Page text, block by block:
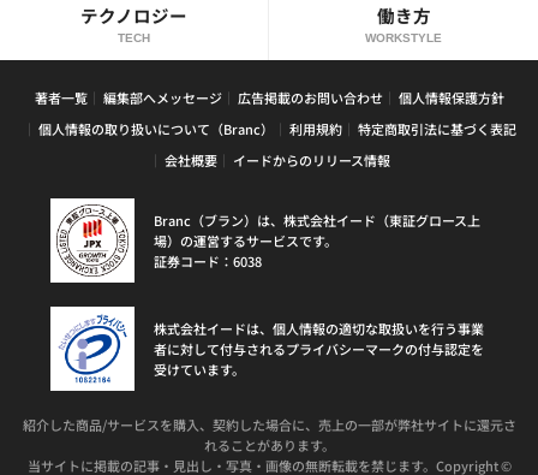
テクノロジー
TECH
働き方
WORKSTYLE
著者一覧 編集部へメッセージ 広告掲載のお問い合わせ
個人情報保護方針
個人情報の取り扱いについて（Branc）
利用規約
特定商取引法に基づく表記
会社概要
イードからのリリース情報
Branc（ブラン）は、株式会社イード（東証グロース上
場）の運営するサービスです。
証券コード：6038
株式会社イードは、個人情報の適切な取扱いを行う事業
者に対して付与されるプライバシーマークの付与認定を
受けています。
紹介した商品/サービスを購入、契約した場合に、売上の一部が弊社サイトに還元さ
れることがあります。
当サイトに掲載の記事・見出し・写真・画像の無断転載を禁じます。Copyright ©